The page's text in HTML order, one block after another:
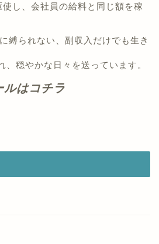
し、会社員の給料と同じ額を稼
縛られない、副収入だけでも生き
、穏やかな日々を送っています。
ルはコチラ